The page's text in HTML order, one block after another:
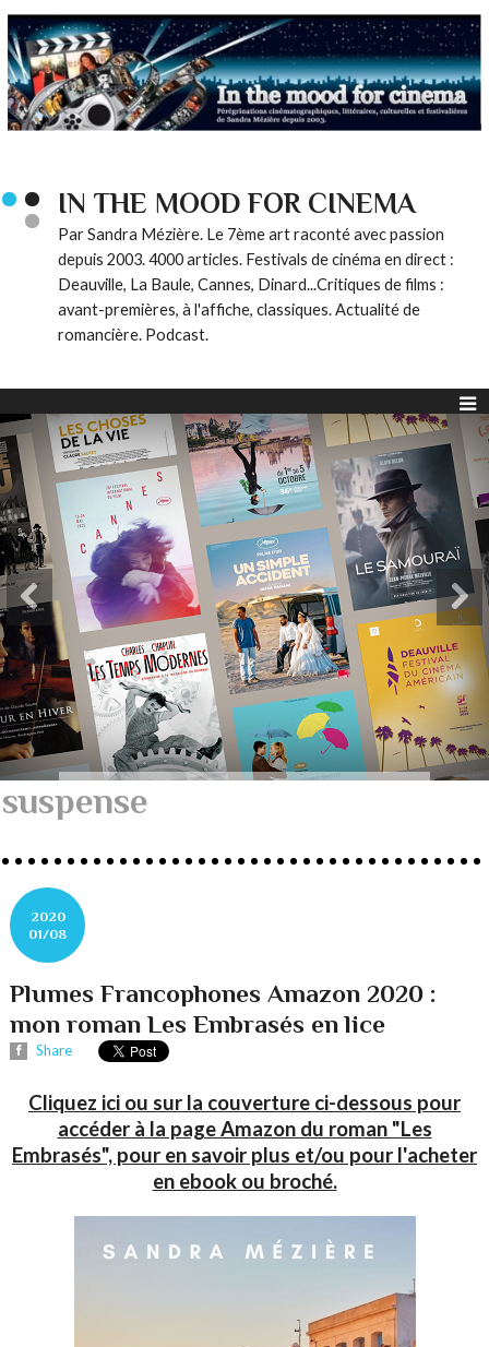
IN THE MOOD FOR CINEMA
Par Sandra Mézière. Le 7ème art raconté avec passion
depuis 2003. 4000 articles. Festivals de cinéma en direct :
Deauville, La Baule, Cannes, Dinard...Critiques de films :
avant-premières, à l'affiche, classiques. Actualité de
romancière. Podcast.
suspense
2020
01/08
Plumes Francophones Amazon 2020 :
mon roman Les Embrasés en lice
Share
Cliquez ici ou sur la couverture ci-dessous pour
accéder à la page Amazon du roman "Les
Embrasés", pour en savoir plus et/ou pour l'acheter
en ebook ou broché.